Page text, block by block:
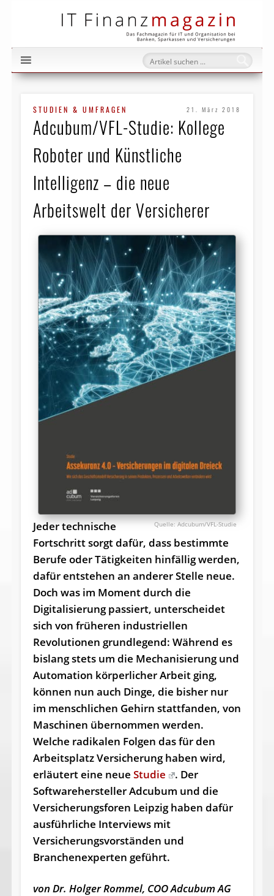
STUDIEN & UMFRAGEN 21. März 2018
Adcubum/VFL-Studie: Kollege
Roboter und Künstliche
Intelligenz – die neue
Arbeitswelt der Versicherer
Adcubum/VFL-Studie
Jeder technische
Fortschritt sorgt dafür, dass bestimmte
Berufe oder Tätigkeiten hinfällig werden,
dafür entstehen an anderer Stelle neue.
Doch was im Moment durch die
Digitalisierung passiert, unterscheidet
sich von früheren industriellen
Revolutionen grundlegend: Während es
bislang stets um die Mechanisierung und
Automation körperlicher Arbeit ging,
können nun auch Dinge, die bisher nur
im menschlichen Gehirn stattfanden, von
Maschinen übernommen werden.
Welche radikalen Folgen das für den
Arbeitsplatz Versicherung haben wird,
erläutert eine neue Studie
. Der
Softwarehersteller Adcubum und die
Versicherungsforen Leipzig haben dafür
ausführliche Interviews mit
Versicherungsvorständen und
Branchenexperten geführt.
von Dr. Holger Rommel, COO Adcubum AG